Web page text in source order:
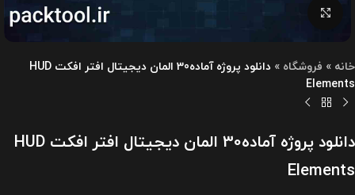
خانه » فروشگاه »
دانلود پروژه آماده30 المان دیجیتال افتر افکت HUD
Elements
دانلود پروژه آماده30 المان دیجیتال افتر افکت HUD
Elements